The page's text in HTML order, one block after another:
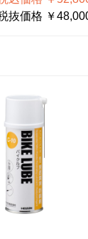
抜価格 ￥